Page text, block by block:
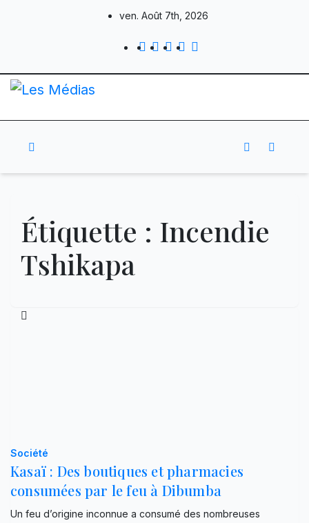
ven. Août 7th, 2026
Étiquette : Incendie
Tshikapa
Société
Kasaï : Des boutiques et pharmacies
consumées par le feu à Dibumba
Un feu d’origine inconnue a consumé des nombreuses